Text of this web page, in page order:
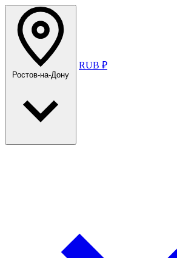
Ростов-на-Дону
RUB ₽